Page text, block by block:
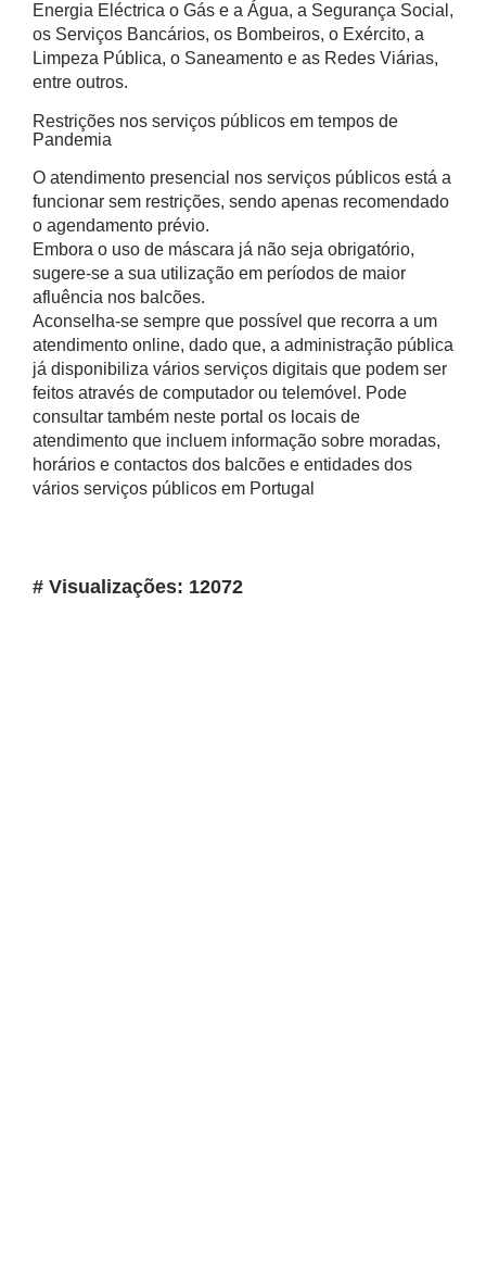
Energia Eléctrica o Gás e a Água, a Segurança Social,
os Serviços Bancários, os Bombeiros, o Exército, a
Limpeza Pública, o Saneamento e as Redes Viárias,
entre outros.
Restrições nos serviços públicos em tempos de
Pandemia
O atendimento presencial nos serviços públicos está a
funcionar sem restrições, sendo apenas recomendado
o agendamento prévio.
Embora o uso de máscara já não seja obrigatório,
sugere-se a sua utilização em períodos de maior
afluência nos balcões.
Aconselha-se sempre que possível que recorra a um
atendimento online, dado que, a administração pública
já disponibiliza vários serviços digitais que podem ser
feitos através de computador ou telemóvel. Pode
consultar também neste portal os locais de
atendimento que incluem informação sobre moradas,
horários e contactos dos balcões e entidades dos
vários serviços públicos em Portugal
# Visualizações: 12072